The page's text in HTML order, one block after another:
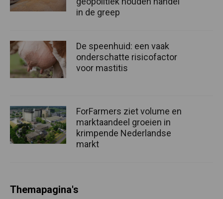
in de greep
De speenhuid: een vaak
onderschatte risicofactor
voor mastitis
ForFarmers ziet volume en
marktaandeel groeien in
krimpende Nederlandse
markt
Themapagina's